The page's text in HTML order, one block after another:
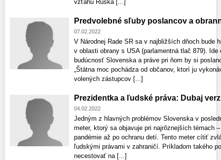
vzťahu Ruska [...]
Predvolebné sľuby poslancov a
07.02.2022
V Národnej Rade SR sa v najbližších dňoch bude
v oblasti obrany s USA (parlamentná tlač 879).
budúcnosť Slovenska a práve pri ňom by si
„Štátna moc pochádza od občanov, ktorí ju
volených zástupcov [...]
Prezidentka a ľudské práva: Dubaj
04.02.2022
Jedným z hlavných problémov Slovenska v
meter, ktorý sa objavuje pri najrôznejších témach
pandémie až po ochranu detí. Tento meter cítiť
ľudskými právami v zahraničí. Príkladom takého
necestovať na [...]